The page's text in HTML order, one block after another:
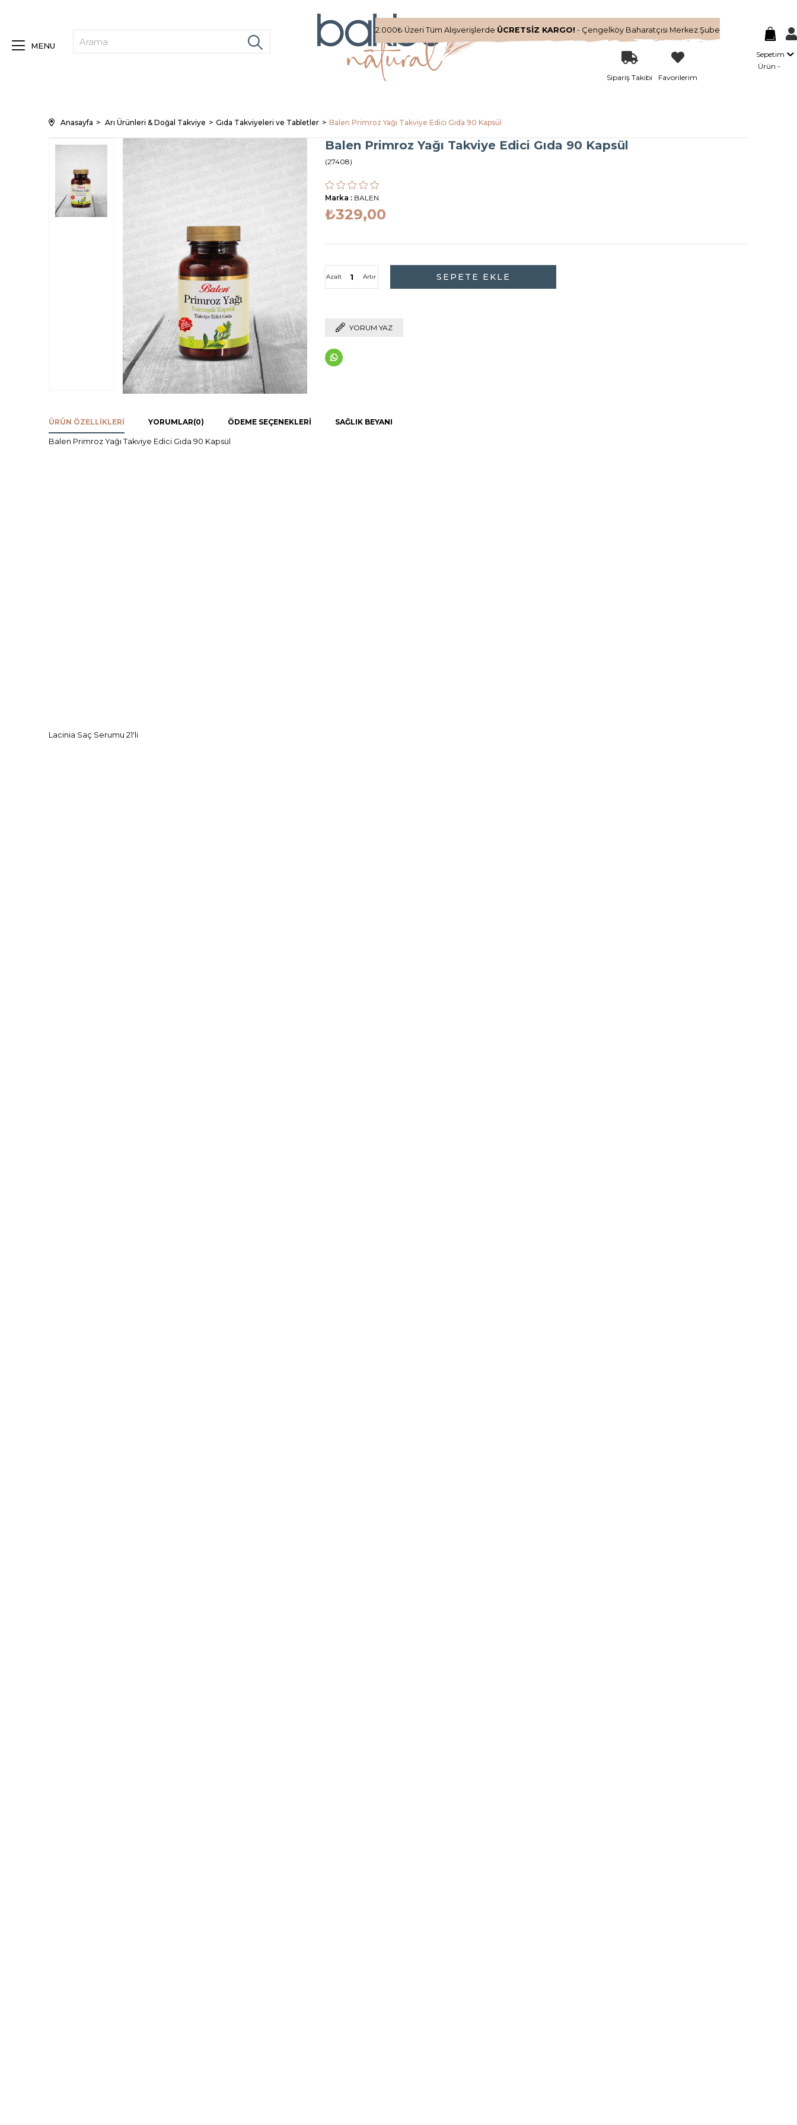
MENU
2.000₺ Üzeri Tüm Alışverişlerde ÜCRETSİZ KARGO! - Çengelköy Baharatçısı Merkez Şube
Sipariş Takibi Favorilerim
Sepetim
Ürün
Anasayfa Arı Ürünleri & Doğal Takviye Gıda Takviyeleri ve Tabletler Balen Primroz Yağı Takviye Edici Gıda 90 Kapsül
Balen Primroz Yağı Takviye Edici Gıda 90 Kapsül
(27408)
Marka : BALEN
₺329,00
Artır
Azalt
YORUM YAZ
ÜRÜN ÖZELLIKLERI YORUMLAR(0) ÖDEME SEÇENEKLERI SAĞLIK BEYANI
Balen Primroz Yağı Takviye Edici Gıda 90 Kapsül
Lacinia Saç Serumu 21'li